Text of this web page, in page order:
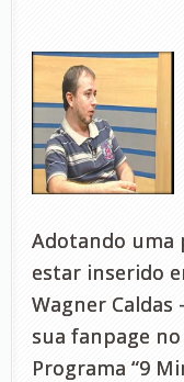
Adotando
estar inserido
Wagner
sua fanpage
Programa “9